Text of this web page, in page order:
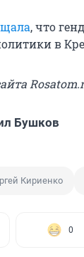
, что
в
Бушков
Кириенко
0